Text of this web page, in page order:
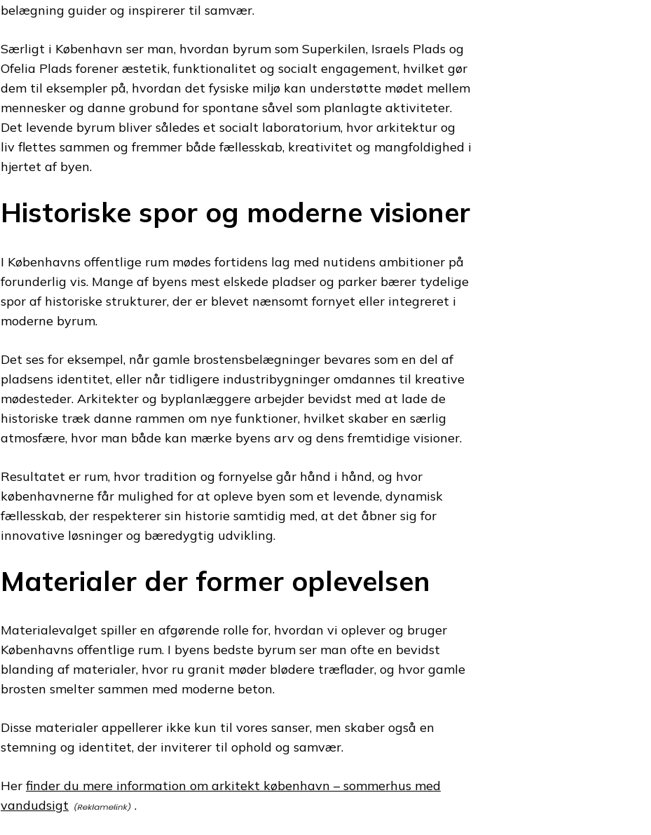
belægning guider og inspirerer til samvær.
Særligt i København ser man, hvordan byrum som Superkilen, Israels Plads og
Ofelia Plads forener æstetik, funktionalitet og socialt engagement, hvilket gør
dem til eksempler på, hvordan det fysiske miljø kan understøtte mødet mellem
mennesker og danne grobund for spontane såvel som planlagte aktiviteter.
Det levende byrum bliver således et socialt laboratorium, hvor arkitektur og
liv flettes sammen og fremmer både fællesskab, kreativitet og mangfoldighed i
hjertet af byen.
Historiske spor og moderne visioner
I Københavns offentlige rum mødes fortidens lag med nutidens ambitioner på
forunderlig vis. Mange af byens mest elskede pladser og parker bærer tydelige
spor af historiske strukturer, der er blevet nænsomt fornyet eller integreret i
moderne byrum.
Det ses for eksempel, når gamle brostensbelægninger bevares som en del af
pladsens identitet, eller når tidligere industribygninger omdannes til kreative
mødesteder. Arkitekter og byplanlæggere arbejder bevidst med at lade de
historiske træk danne rammen om nye funktioner, hvilket skaber en særlig
atmosfære, hvor man både kan mærke byens arv og dens fremtidige visioner.
Resultatet er rum, hvor tradition og fornyelse går hånd i hånd, og hvor
københavnerne får mulighed for at opleve byen som et levende, dynamisk
fællesskab, der respekterer sin historie samtidig med, at det åbner sig for
innovative løsninger og bæredygtig udvikling.
Materialer der former oplevelsen
Materialevalget spiller en afgørende rolle for, hvordan vi oplever og bruger
Københavns offentlige rum. I byens bedste byrum ser man ofte en bevidst
blanding af materialer, hvor ru granit møder blødere træflader, og hvor gamle
brosten smelter sammen med moderne beton.
Disse materialer appellerer ikke kun til vores sanser, men skaber også en
stemning og identitet, der inviterer til ophold og samvær.
Her finder du mere information om arkitekt københavn – sommerhus med
vandudsigt
.